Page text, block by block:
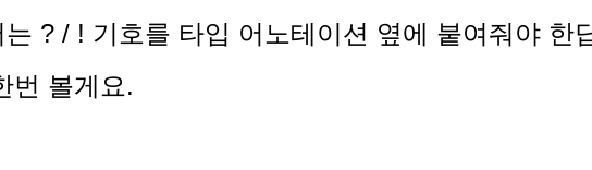
는 ? / ! 기호를 타입 어노테이션 옆에 붙여줘야 한
번 볼게요.